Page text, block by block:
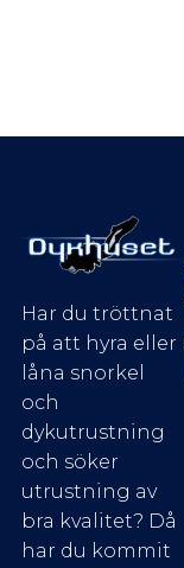
Har du tröttnat
på att hyra eller
låna snorkel
och
dykutrustning
och söker
utrustning av
bra kvalitet? Då
har du kommit